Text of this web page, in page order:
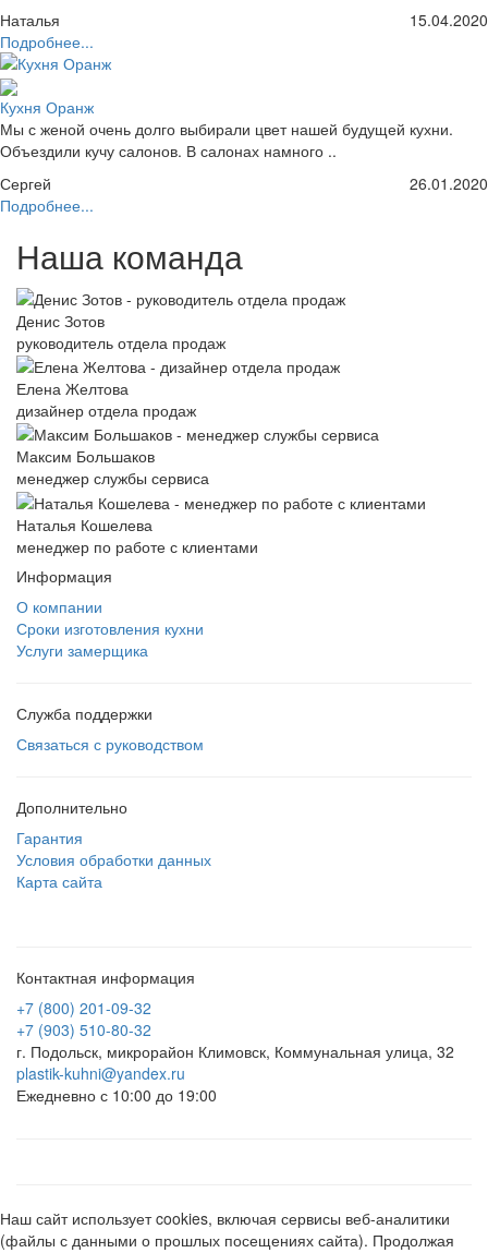
Наталья
15.04.2020
Подробнее...
Кухня Оранж
Мы с женой очень долго выбирали цвет нашей будущей кухни.
Объездили кучу салонов. В салонах намного ..
Сергей
26.01.2020
Подробнее...
Наша команда
Денис Зотов
руководитель отдела продаж
Елена Желтова
дизайнер отдела продаж
Максим Большаков
менеджер службы сервиса
Наталья Кошелева
менеджер по работе с клиентами
Информация
О компании
Сроки изготовления кухни
Услуги замерщика
Служба поддержки
Связаться с руководством
Дополнительно
Гарантия
Условия обработки данных
Карта сайта
Контактная информация
+7 (800) 201-09-32
+7 (903) 510-80-32
г. Подольск, микрорайон Климовск, Коммунальная улица, 32
plastik-kuhni@yandex.ru
Ежедневно с 10:00 до 19:00
Наш сайт использует cookies, включая сервисы веб-аналитики
(файлы с данными о прошлых посещениях сайта). Продолжая